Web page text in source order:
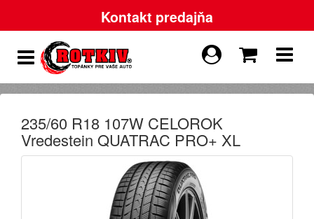
Kontakt predajňa
235/60 R18 107W CELOROK
Vredestein QUATRAC PRO+ XL